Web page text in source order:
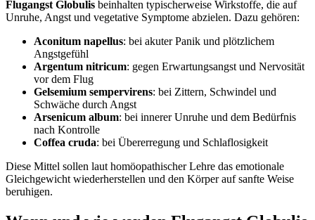
Flugangst Globulis beinhalten typischerweise Wirkstoffe, die auf
Unruhe, Angst und vegetative Symptome abzielen. Dazu gehören:
Aconitum napellus: bei akuter Panik und plötzlichem
Angstgefühl
Argentum nitricum: gegen Erwartungsangst und Nervosität
vor dem Flug
Gelsemium sempervirens: bei Zittern, Schwindel und
Schwäche durch Angst
Arsenicum album: bei innerer Unruhe und dem Bedürfnis
nach Kontrolle
Coffea cruda: bei Übererregung und Schlaflosigkeit
Diese Mittel sollen laut homöopathischer Lehre das emotionale
Gleichgewicht wiederherstellen und den Körper auf sanfte Weise
beruhigen.